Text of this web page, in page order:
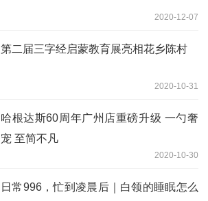
2020-12-07
第二届三字经启蒙教育展亮相花乡陈村
2020-10-31
哈根达斯60周年广州店重磅升级 一勺奢
宠 至简不凡
2020-10-30
日常996，忙到凌晨后｜白领的睡眠怎么